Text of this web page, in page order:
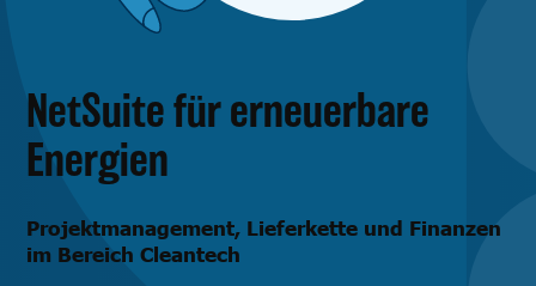
NetSuite für erneuerbare
Energien
Projektmanagement, Lieferkette und Finanzen
im Bereich Cleantech